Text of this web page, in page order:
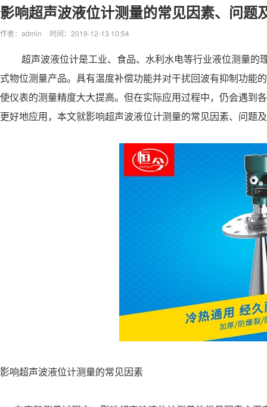
影响超声波液位计测量的常见因素、问题
作者：admin 时间：2019-12-13 10:54
超声波液位计是工业、食品、水利水电等行业液位测量的
式物位测量产品。具有温度补偿功能并对干扰回波有抑制功能
使仪表的测量精度大大提高。但在实际应用过程中，仍会遇到
更好地应用，本文就影响超声波液位计测量的常见因素、问题
影响超声波液位计测量的常见因素